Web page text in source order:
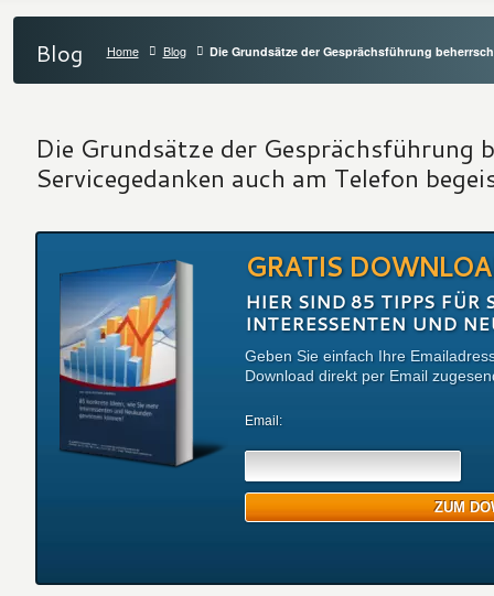
Blog Home Blog Die Grundsätze der Gesprächsführung
Die Grundsätze der Gesprächsführung
Servicegedanken auch am Telefon
GRATIS
HIER SIND 85 TIPPS FÜR
INTERESSENTEN UND
Geben Sie einfach Ihre
Download direkt per Email
Email: